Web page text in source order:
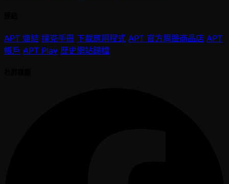
APT 連結 撲克手冊 下載應用程式 APT 官方周邊商品店 APT
帳戶 APT Play 歷史網站歸檔